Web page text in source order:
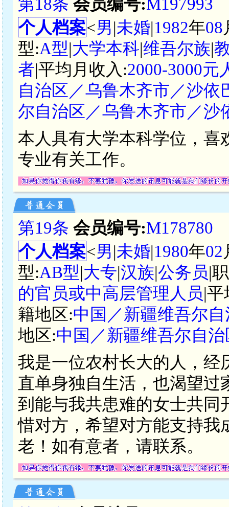
第18条 会员编号:M197993
个人档案<男|未婚|1982年08
型:A型|大学本科|维吾尔族|
者|平均月收入:2000-3000元
自治区／乌鲁木齐市／沙依
尔自治区／乌鲁木齐市／沙
本人具有大学本科学位，喜
专业有关工作。
第19条 会员编号:M178780
个人档案<男|未婚|1980年02
型:AB型|大专|汉族|公务员|
的官员或中高层管理人员|平
籍地区:中国／新疆维吾尔
地区:中国／新疆维吾尔自
我是一位农村长大的人，经
直单身独自生活，也渴望过
到能与我共患难的女士共同
惜对方，希望对方能支持我
老！如有意者，请联系。